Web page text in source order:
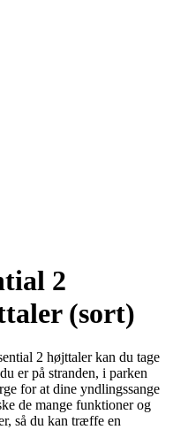
2
(sort)
2 højttaler kan du tage
er på stranden, i parken
for at dine yndlingssange
de mange funktioner og
så du kan træffe en